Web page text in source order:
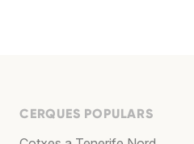
CERQUES POPULARS